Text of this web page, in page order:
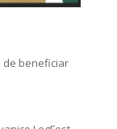
de beneficiar